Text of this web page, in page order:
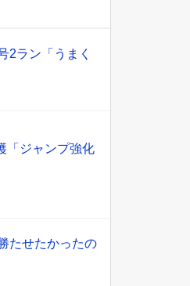
ラン「うまく
「ジャンプ強化
たせたかったの